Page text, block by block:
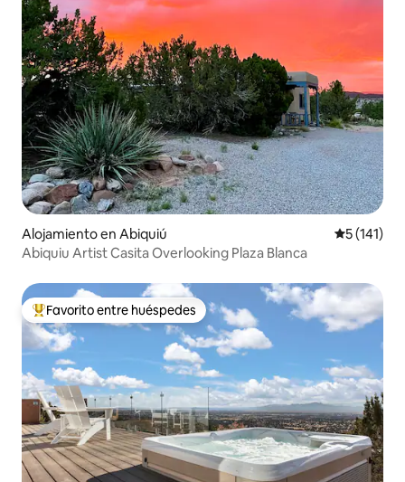
Alojamiento en Abiquiú
5 (141)
Abiquiu Artist Casita Overlooking Plaza Blanca
Favorito entre huéspedes preferido
Favorito entre huéspedes